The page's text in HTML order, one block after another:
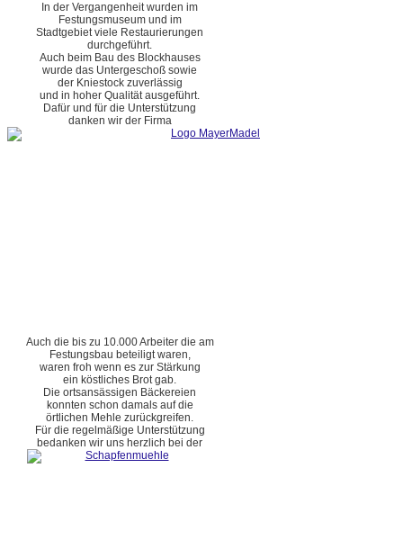
In der Vergangenheit wurden im
Festungsmuseum und im
Stadtgebiet viele Restaurierungen
durchgeführt.
Auch beim Bau des Blockhauses
wurde das Untergeschoß sowie
der Kniestock zuverlässig
und in hoher Qualität ausgeführt.
Dafür und für die Unterstützung
danken wir der Firma
Auch die bis zu 10.000 Arbeiter die am
Festungsbau beteiligt waren,
waren froh wenn es zur Stärkung
ein köstliches Brot gab.
Die ortsansässigen Bäckereien
konnten schon damals auf die
örtlichen Mehle zurückgreifen.
Für die regelmäßige Unterstützung
bedanken wir uns herzlich bei der